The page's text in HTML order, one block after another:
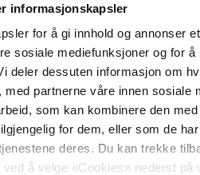
informasjonskapsler
for å gi innhold og annonser et
sosiale mediefunksjoner og for å
deler dessuten informasjon om
partnerne våre innen sosiale
som kan kombinere den med
for dem, eller som de
deres. Du kan trekke
å velge «Cookies» nederst på